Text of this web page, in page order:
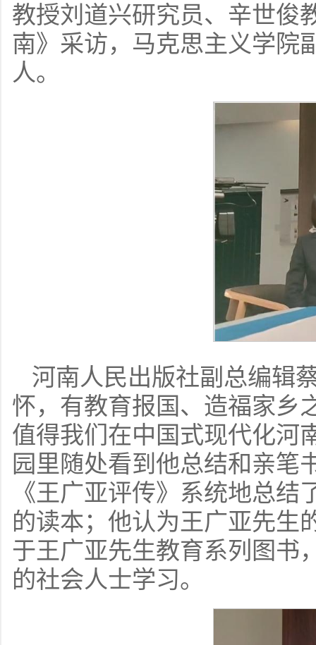
教授刘道兴研究员、辛世俊
南》采访，马克思主义学院
人。
河南人民出版社副总编辑
怀，有教育报国、造福家乡
值得我们在中国式现代化河
园里随处看到他总结和亲笔
《王广亚评传》系统地总
的读本；他认为王广亚先生
于王广亚先生教育系列图书
的社会人士学习。